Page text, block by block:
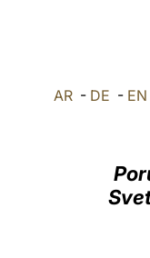
AR- DE - EN